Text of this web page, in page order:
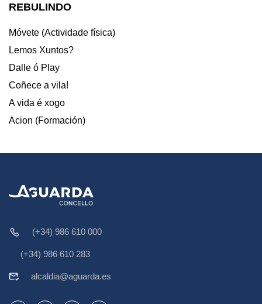
REBULINDO
Móvete (Actividade física)
Lemos Xuntos?
Dalle ó Play
Coñece a vila!
A vida é xogo
Acion (Formación)
(+34) 986 610 000
(+34) 986 610 283
alcaldia@aguarda.es